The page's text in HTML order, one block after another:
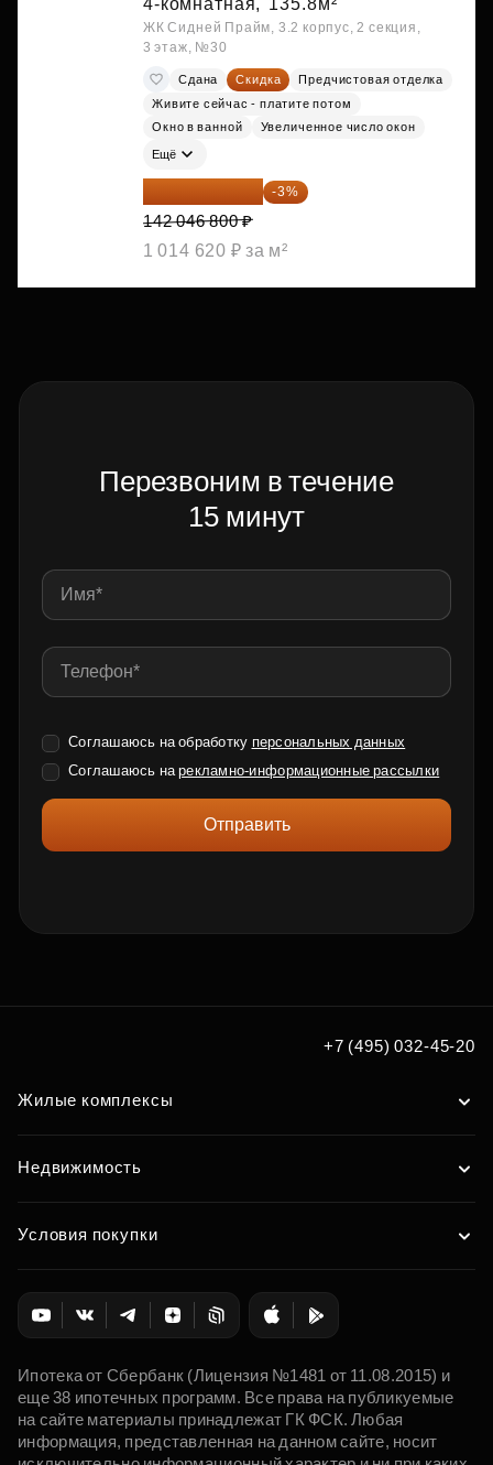
4-комнатная, 135.8м²
ЖК Сидней Прайм, 3.2 корпус, 2 секция,
3 этаж, №30
Сдана Скидка
Предчистовая отделка
Живите сейчас - платите потом
Окно в ванной
Увеличенное число окон
Ещё
137 785 396 ₽ -3%
142 046 800 ₽
1 014 620 ₽ за м²
Перезвоним в течение
15 минут
Соглашаюсь на обработку персональных данных
Соглашаюсь нарекламно-информационные рассылки
Отправить
+7 (495) 032-45-20
Жилые комплексы
Недвижимость
Условия покупки
Ипотека от Сбербанк (Лицензия №1481 от 11.08.2015) и
еще 38 ипотечных программ. Все права на публикуемые
на сайте материалы принадлежат ГК ФСК. Любая
информация, представленная на данном сайте, носит